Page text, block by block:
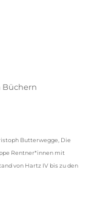
Büchern
Butterwegge Die
Rentner*innen mit
von Hartz IV bis zu den